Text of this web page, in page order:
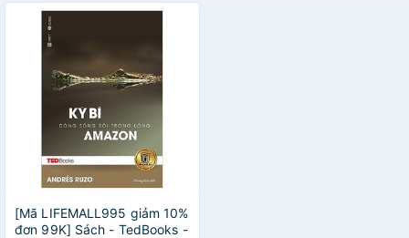
[Mã LIFEMALL995 giảm 10%
đơn 99K] Sách - TedBooks -